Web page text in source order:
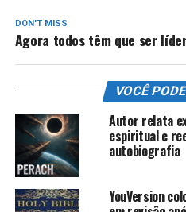
DON'T MISS
Agora todos têm que ser
VOCÊ
Autor relata
espiritual e
autobiografia
YouVersion